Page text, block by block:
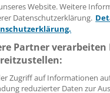
SIE AUCH
Website. Weitere
Datenschutzerklärung.
Partner verarbeiten
Zugriff auf Informationen
reduzierter Daten zur